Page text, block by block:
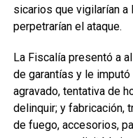
sicarios que vigilarían
perpetrarían el ataque.
La Fiscalía presentó a
de garantías y le
agravado, tentativa de
delinquir; y fabricación,
de fuego, accesorios,